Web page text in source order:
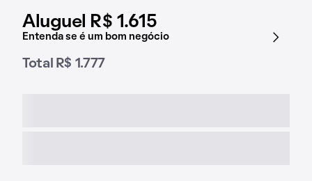
Aluguel R$ 1.615
Entenda se é um bom negócio
Total R$ 1.777